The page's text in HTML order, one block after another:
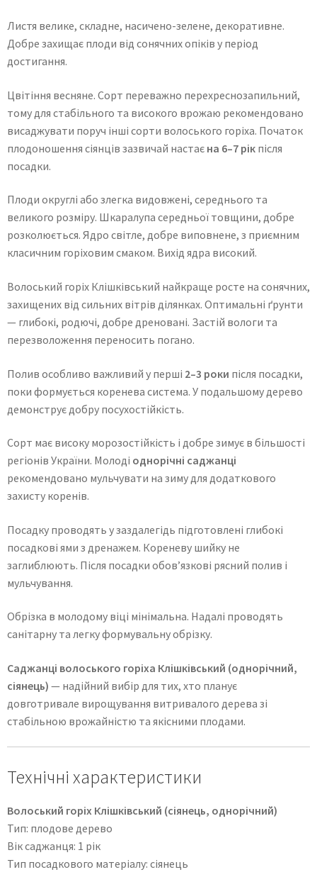
Листя велике, складне, насичено-зелене, декоративне.
Добре захищає плоди від сонячних опіків у період
достигання.
Цвітіння весняне. Сорт переважно перехреснозапильний,
тому для стабільного та високого врожаю рекомендовано
висаджувати поруч інші сорти волоського горіха. Початок
плодоношення сіянців зазвичай настає на 6–7 рік після
посадки.
Плоди округлі або злегка видовжені, середнього та
великого розміру. Шкаралупа середньої товщини, добре
розколюється. Ядро світле, добре виповнене, з приємним
класичним горіховим смаком. Вихід ядра високий.
Волоський горіх Клішківський найкраще росте на сонячних,
захищених від сильних вітрів ділянках. Оптимальні ґрунти
— глибокі, родючі, добре дреновані. Застій вологи та
перезволоження переносить погано.
Полив особливо важливий у перші 2–3 роки після посадки,
поки формується коренева система. У подальшому дерево
демонструє добру посухостійкість.
Сорт має високу морозостійкість і добре зимує в більшості
регіонів України. Молоді однорічні саджанці
рекомендовано мульчувати на зиму для додаткового
захисту коренів.
Посадку проводять у заздалегідь підготовлені глибокі
посадкові ями з дренажем. Кореневу шийку не
заглиблюють. Після посадки обов’язкові рясний полив і
мульчування.
Обрізка в молодому віці мінімальна. Надалі проводять
санітарну та легку формувальну обрізку.
Саджанці волоського горіха Клішківський (однорічний,
сіянець) — надійний вибір для тих, хто планує
довготривале вирощування витривалого дерева зі
стабільною врожайністю та якісними плодами.
Технічні характеристики
Волоський горіх Клішківський (сіянець, однорічний)
Тип: плодове дерево
Вік саджанця: 1 рік
Тип посадкового матеріалу: сіянець